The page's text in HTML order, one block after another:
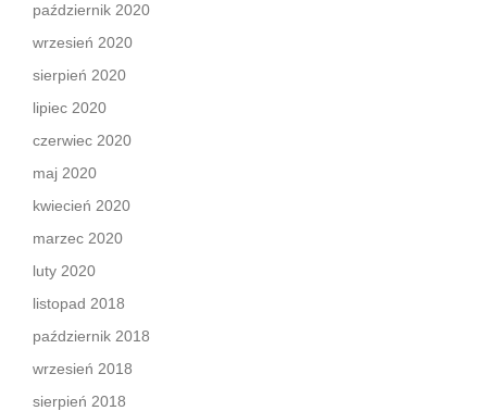
październik 2020
wrzesień 2020
sierpień 2020
lipiec 2020
czerwiec 2020
maj 2020
kwiecień 2020
marzec 2020
luty 2020
listopad 2018
październik 2018
wrzesień 2018
sierpień 2018